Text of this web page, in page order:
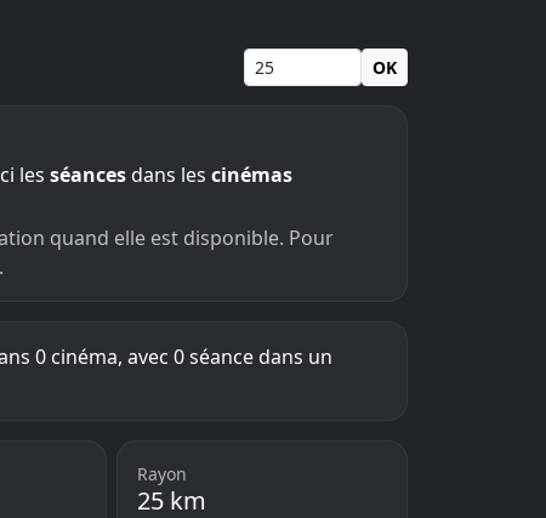
OK
les séances dans les cinémas
quand elle est disponible. Pour
.
0 cinéma, avec 0 séance dans un
Rayon
25 km